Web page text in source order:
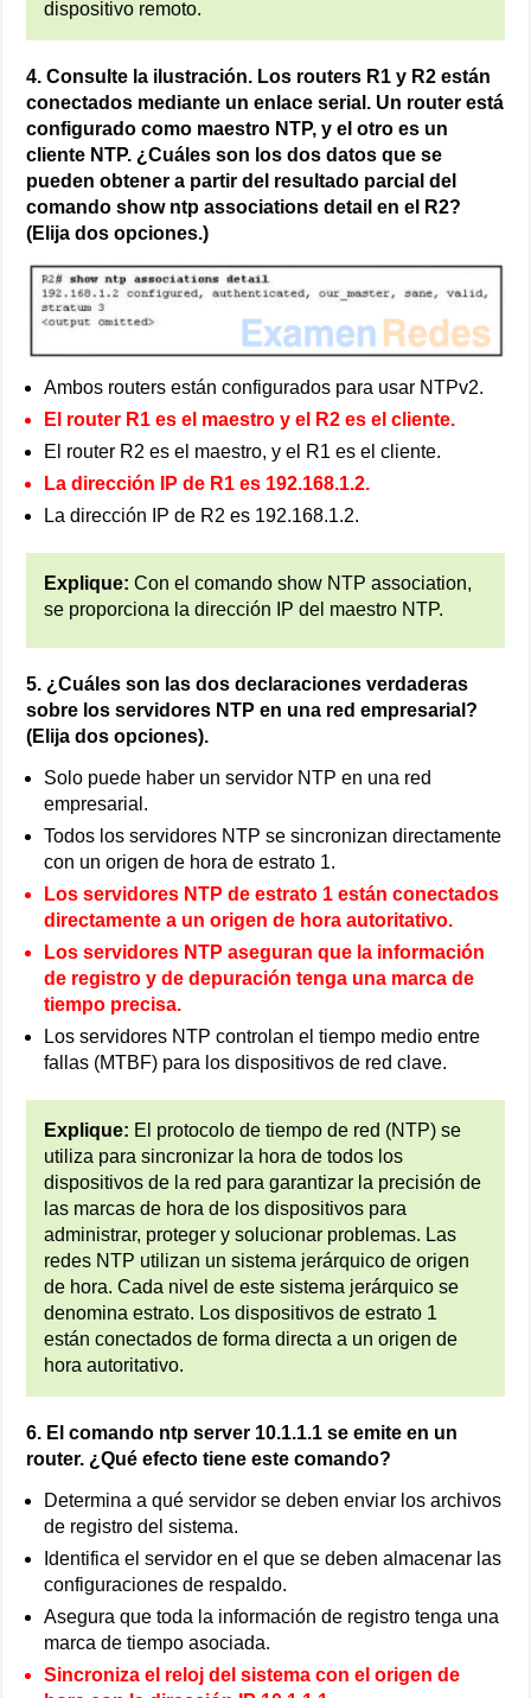
dispositivo remoto.
4. Consulte la ilustración. Los routers R1 y R2 están
conectados mediante un enlace serial. Un router está
configurado como maestro NTP, y el otro es un
cliente NTP. ¿Cuáles son los dos datos que se
pueden obtener a partir del resultado parcial del
comando show ntp associations detail en el R2?
(Elija dos opciones.)
Ambos routers están configurados para usar NTPv2.
El router R1 es el maestro y el R2 es el cliente.
El router R2 es el maestro, y el R1 es el cliente.
La dirección IP de R1 es 192.168.1.2.
La dirección IP de R2 es 192.168.1.2.
Explique: Con el comando show NTP association,
se proporciona la dirección IP del maestro NTP.
5. ¿Cuáles son las dos declaraciones verdaderas
sobre los servidores NTP en una red empresarial?
(Elija dos opciones).
Solo puede haber un servidor NTP en una red
empresarial.
Todos los servidores NTP se sincronizan directamente
con un origen de hora de estrato 1.
Los servidores NTP de estrato 1 están conectados
directamente a un origen de hora autoritativo.
Los servidores NTP aseguran que la información
de registro y de depuración tenga una marca de
tiempo precisa.
Los servidores NTP controlan el tiempo medio entre
fallas (MTBF) para los dispositivos de red clave.
Explique: El protocolo de tiempo de red (NTP) se
utiliza para sincronizar la hora de todos los
dispositivos de la red para garantizar la precisión de
las marcas de hora de los dispositivos para
administrar, proteger y solucionar problemas. Las
redes NTP utilizan un sistema jerárquico de origen
de hora. Cada nivel de este sistema jerárquico se
denomina estrato. Los dispositivos de estrato 1
están conectados de forma directa a un origen de
hora autoritativo.
6. El comando ntp server 10.1.1.1 se emite en un
router. ¿Qué efecto tiene este comando?
Determina a qué servidor se deben enviar los archivos
de registro del sistema.
Identifica el servidor en el que se deben almacenar las
configuraciones de respaldo.
Asegura que toda la información de registro tenga una
marca de tiempo asociada.
Sincroniza el reloj del sistema con el origen de